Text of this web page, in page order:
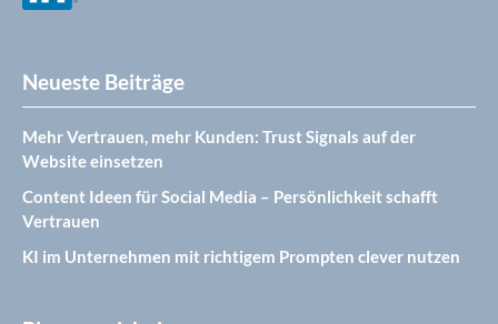
Neueste Beiträge
Mehr Vertrauen, mehr Kunden: Trust Signals auf der
Website einsetzen
Content Ideen für Social Media – Persönlichkeit schafft
Vertrauen
KI im Unternehmen mit richtigem Prompten clever nutzen